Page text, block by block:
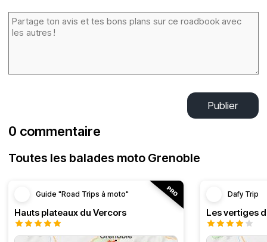
Publier
0 commentaire
Toutes les balades moto Grenoble
Guide "Road Trips à moto"
Hauts plateaux du Vercors
Dafy Trip
Les vertiges